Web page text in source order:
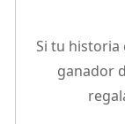
Si tu historia
ganador